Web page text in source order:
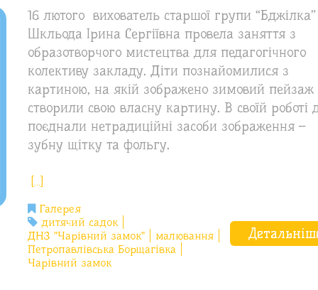
16 лютого вихователь старшої групи “Бджілка”
Шкльода Ірина Сергіївна провела заняття з
образотворчого мистецтва для педагогічного
колективу закладу. Діти познайомилися з
картиною, на якій зображено зимовий пейзаж
створили свою власну картину. В своїй роботі
поєднали нетрадиційні засоби зображення –
зубну щітку та фольгу.
[…]
Галерея
дитячий садок
ДНЗ "Чарівний замок"
малювання
Петропавлівська Борщагівка
Чарівний замок